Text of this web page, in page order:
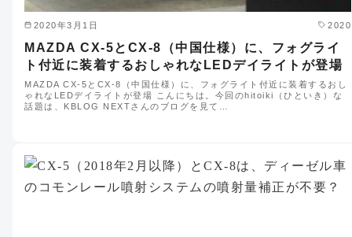
2020年3月1日 2020
MAZDA CX-5とCX-8（中国仕様）に、フォグライ
ト付近に装着するおしゃれなLEDデイライトが登場
MAZDA CX-5とCX-8（中国仕様）に、フォグライト付近に装着するおし
ゃれなLEDデイライトが登場 こんにちは。今回のhitoiki（ひといき）な
話題は、KBLOG NEXTさんのブログを見て…